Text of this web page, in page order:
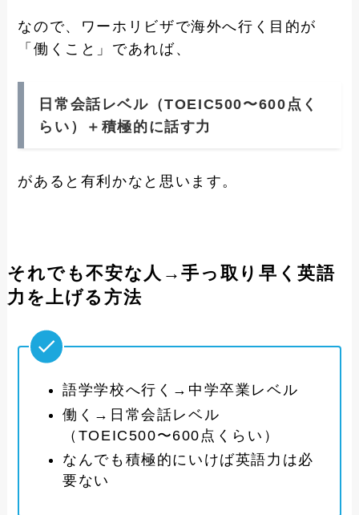
なので、ワーホリビザで海外へ行く目的が
「働くこと」であれば、
日常会話レベル（TOEIC500〜600点く
らい）＋積極的に話す力
があると有利かなと思います。
それでも不安な人→手っ取り早く英語
力を上げる方法
語学学校へ行く→中学卒業レベル
働く→日常会話レベル
（TOEIC500〜600点くらい）
なんでも積極的にいけば英語力は必
要ない